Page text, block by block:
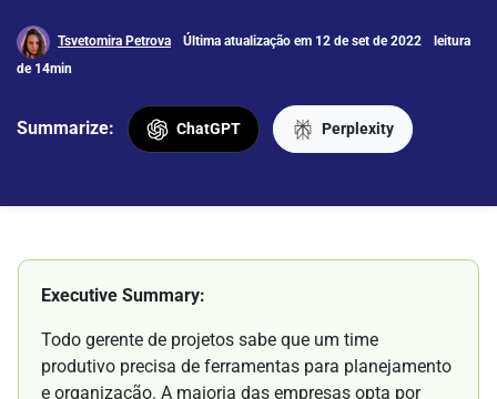
Tsvetomira Petrova Última atualização em 12 de set de 2022
leitura
de 14min
Summarize: ChatGPT Perplexity
Executive Summary:
Todo gerente de projetos sabe que um time
produtivo precisa de ferramentas para planejamento
e organização. A maioria das empresas opta por